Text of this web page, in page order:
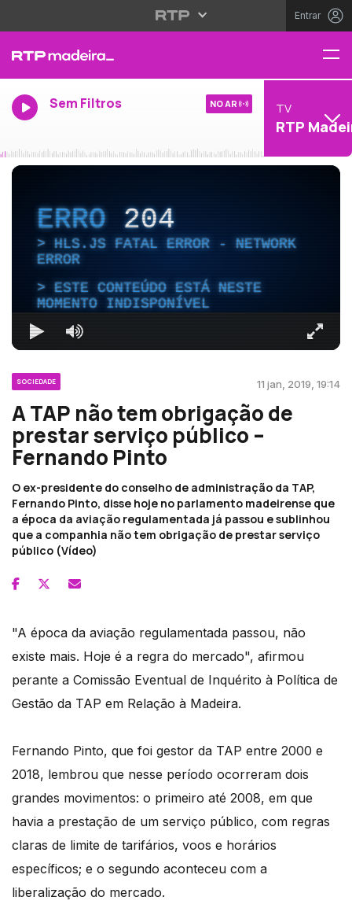
Entrar
Sem Filtros NO AR TV
RTP
ERRO204
HLS.JS FATAL ERROR - NETWORK
ERROR
ESTE CONTEÚDO ESTÁ NESTE
MOMENTO INDISPONÍVEL
SOCIEDADE 11 jan, 2019, 19:14
A TAP não tem obrigação de
prestar serviço público –
Fernando Pinto
O ex-presidente do conselho de administração da TAP,
Fernando Pinto, disse hoje no parlamento madeirense que
a época da aviação regulamentada já passou e sublinhou
que a companhia não tem obrigação de prestar serviço
público (Vídeo)
"A época da aviação regulamentada passou, não
existe mais. Hoje é a regra do mercado", afirmou
perante a Comissão Eventual de Inquérito à Política de
Gestão da TAP em Relação à Madeira.
Fernando Pinto, que foi gestor da TAP entre 2000 e
2018, lembrou que nesse período ocorreram dois
grandes movimentos: o primeiro até 2008, em que
havia a prestação de um serviço público, com regras
claras de limite de tarifários, voos e horários
específicos; e o segundo aconteceu com a
liberalização do mercado.